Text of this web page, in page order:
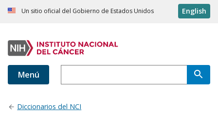
Un sitio oficial del Gobierno de Estados Unidos English
Menú
Diccionarios del NCI